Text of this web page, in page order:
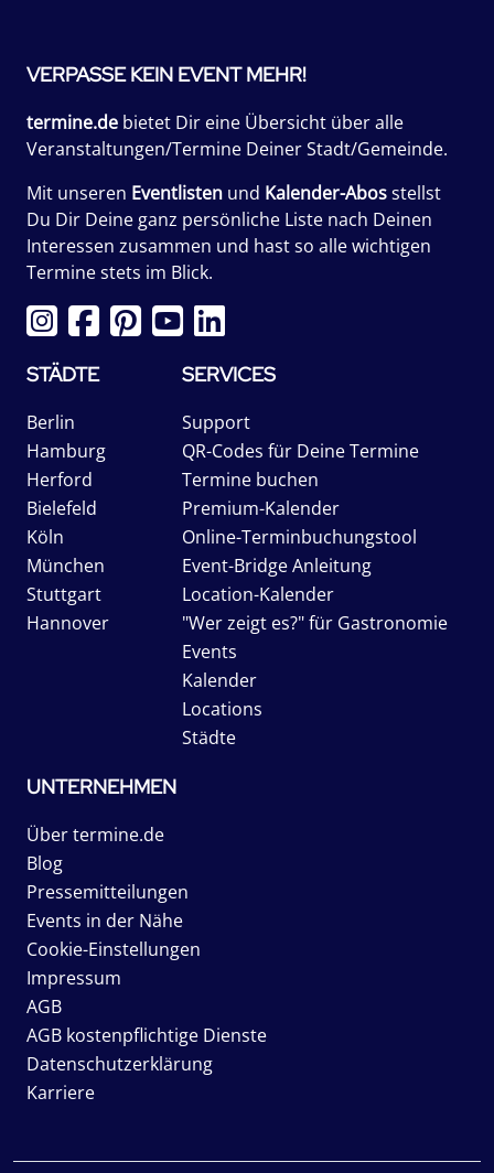
VERPASSE KEIN EVENT MEHR!
termine.de bietet Dir eine Übersicht über alle
Veranstaltungen/Termine Deiner Stadt/Gemeinde.
Mit unseren Eventlisten und Kalender-Abosstellst
Du Dir Deine ganz persönliche Liste nach Deinen
Interessen zusammen und hast so alle wichtigen
Termine stets im Blick.
STÄDTE
Berlin
Hamburg
Herford
Bielefeld
Köln
München
Stuttgart
Hannover
SERVICES
Support
QR-Codes für Deine Termine
Termine buchen
Premium-Kalender
Online-Terminbuchungstool
Event-Bridge Anleitung
Location-Kalender
"Wer zeigt es?" für Gastronomie
Events
Kalender
Locations
Städte
UNTERNEHMEN
Über termine.de
Blog
Pressemitteilungen
Events in der Nähe
Cookie-Einstellungen
Impressum
AGB
AGB kostenpflichtige Dienste
Datenschutzerklärung
Karriere